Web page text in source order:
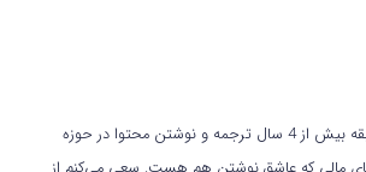
یک کریپتو آنالیست سابقه بیش از 4 سال ترجمه و نوشتن محتوا در حوزه